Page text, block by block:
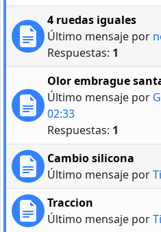
4 ruedas iguales
Último mensaje por
Respuestas: 1
Olor embrague
Último mensaje por
02:33
Respuestas: 1
Cambio silicona
Último mensaje por
Traccion
Último mensaje por